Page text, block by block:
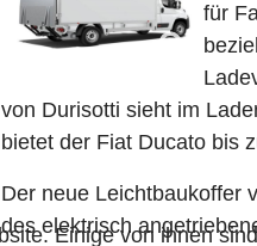
für
von Durisotti sieht im
bietet der Fiat Ducato bis
Der neue Leichtbaukoffer
des elektrisch
Einige von ihnen